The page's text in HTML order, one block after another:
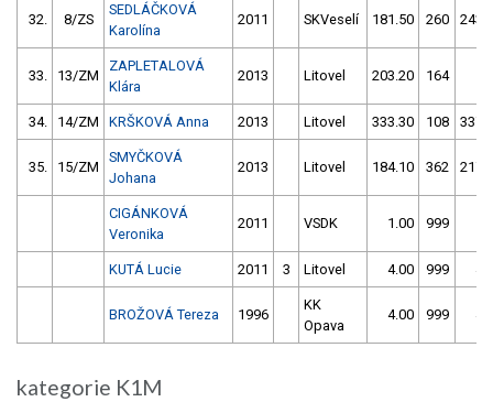
32. 8/ZS
SEDLÁČKOVÁ
Karolína
2011 SKVeselí 181.50 260
33. 13/ZM
ZAPLETALOVÁ
Klára
2013 Litovel 203.20 164
34. 14/ZM KRŠKOVÁ Anna 2013 Litovel 333.30 108
35. 15/ZM
SMYČKOVÁ
Johana
2013 Litovel 184.10 362
CIGÁNKOVÁ
Veronika
2011 VSDK 1.00 999
KUTÁ Lucie 2011 3 Litovel 4.00 999
BROŽOVÁ Tereza 1996
KK
Opava
4.00 999
kategorie K1M